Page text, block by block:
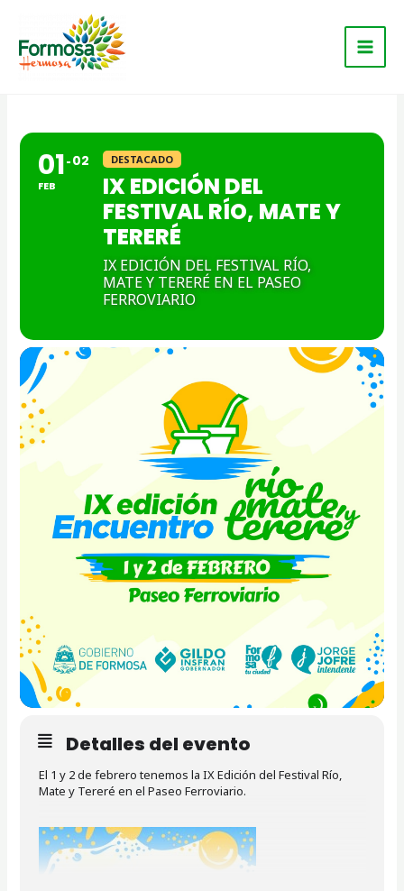
contenido
01
FEB
02 DESTACADO
IX EDICIÓN DEL
FESTIVAL RÍO, MATE Y
TERERÉ
IX EDICIÓN DEL FESTIVAL RÍO,
MATE Y TERERÉ EN EL PASEO
FERROVIARIO
Detalles del evento
El 1 y 2 de febrero tenemos la IX Edición del Festival Río,
Mate y Tereré en el Paseo Ferroviario.